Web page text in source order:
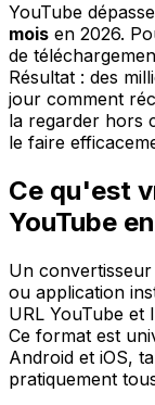
YouTube dépasse
mois en 2026.
de
Résultat : des
jour comment
la regarder hors
le faire
Ce qu'est
YouTube
Un
ou application
URL YouTube
Ce format est
Android et iOS,
pratiquement